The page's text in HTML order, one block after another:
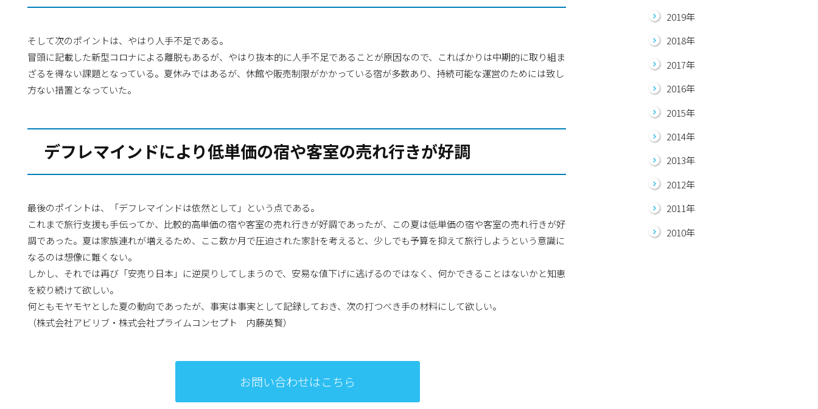
そして次のポイントは、やはり人手不足である。
冒頭に記載した新型コロナによる離脱もあるが、やはり抜本的に人手不足であることが原因なので、こればかりは中期的に取り組ま
ざるを得ない課題となっている。夏休みではあるが、休館や販売制限がかかっている宿が多数あり、持続可能な運営のためには致し
方ない措置となっていた。
デフレマインドにより低単価の宿や客室の売れ行きが好調
最後のポイントは、「デフレマインドは依然として」という点である。
これまで旅行支援も手伝ってか、比較的高単価の宿や客室の売れ行きが好調であったが、この夏は低単価の宿や客室の売れ行きが好
調であった。夏は家族連れが増えるため、ここ数か月で圧迫された家計を考えると、少しでも予算を抑えて旅行しようという意識に
なるのは想像に難くない。
しかし、それでは再び「安売り日本」に逆戻りしてしまうので、安易な値下げに逃げるのではなく、何かできることはないかと知恵
を絞り続けて欲しい。
何ともモヤモヤとした夏の動向であったが、事実は事実として記録しておき、次の打つべき手の材料にして欲しい。
（株式会社アビリブ・株式会社プライムコンセプト 内藤英賢）
お問い合わせはこちら
2019年
2018年
2017年
2016年
2015年
2014年
2013年
2012年
2011年
2010年